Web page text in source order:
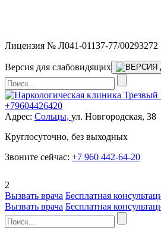
Лицензия № Л041-01137-77/00293272
Версия для слабовидящих
+79604426420
Адрес: Сольцы, ул. Новгородская, 38
Круглосуточно, без выходных
Звоните сейчас: +7 960 442-64-20
2
Вызвать врача Бесплатная
Вызвать врача Бесплатная